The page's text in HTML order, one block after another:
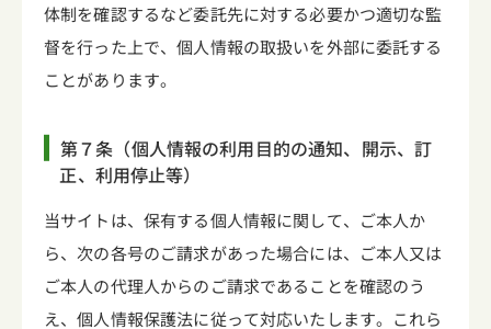
体制を確認するなど委託先に対する必要かつ適切な監
督を行った上で、個人情報の取扱いを外部に委託する
ことがあります。
第７条（個人情報の利用目的の通知、開示、訂
正、利用停止等）
当サイトは、保有する個人情報に関して、ご本人か
ら、次の各号のご請求があった場合には、ご本人又は
ご本人の代理人からのご請求であることを確認のう
え、個人情報保護法に従って対応いたします。これら